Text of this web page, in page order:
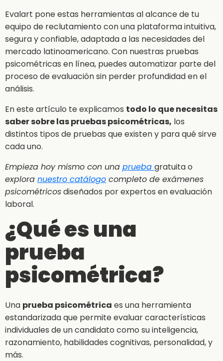
Evalart pone estas herramientas al alcance de tu
equipo de reclutamiento con una plataforma intuitiva,
segura y confiable, adaptada a las necesidades del
mercado latinoamericano. Con nuestras pruebas
psicométricas en línea, puedes automatizar parte del
proceso de evaluación sin perder profundidad en el
análisis.
En este artículo te explicamos todo lo que necesitas
saber sobre las pruebas psicométricas, los
distintos tipos de pruebas que existen y para qué sirve
cada uno.
Empieza hoy mismo con una prueba gratuita o
explora nuestro catálogo completo de exámenes
psicométricosdiseñados por expertos en evaluación
laboral.
¿Qué es una
prueba
psicométrica?
Una prueba psicométrica es una herramienta
estandarizada que permite evaluar características
individuales de un candidato como su inteligencia,
razonamiento, habilidades cognitivas, personalidad, y
más.